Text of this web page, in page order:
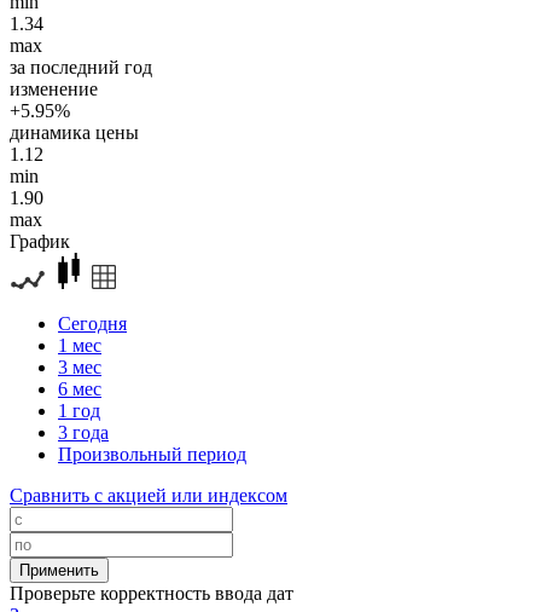
1.34
max
за последний год
изменение
+5.95%
динамика цены
1.12
min
1.90
max
График
Сегодня
1 мес
3 мес
6 мес
1 год
3 года
Произвольный период
Сравнить с акцией или индексом
Проверьте корректность ввода дат